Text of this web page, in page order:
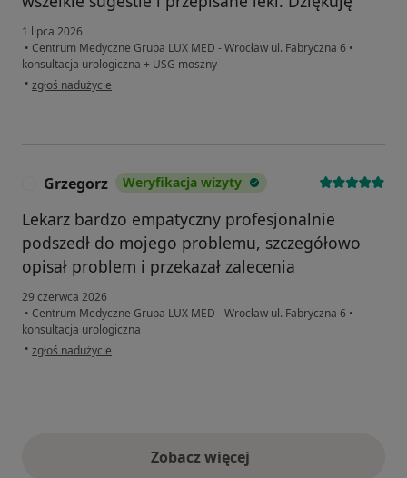
1 lipca 2026
• Centrum Medyczne Grupa LUX MED - Wrocław ul. Fabryczna 6 •
konsultacja urologiczna + USG moszny
• w opinii użytkownika Piotr S
zgłoś nadużycie
Grzegorz Weryfikacja wizyty
Lekarz bardzo empatyczny profesjonalnie
podszedł do mojego problemu, szczegółowo
opisał problem i przekazał zalecenia
29 czerwca 2026
• Centrum Medyczne Grupa LUX MED - Wrocław ul. Fabryczna 6 •
konsultacja urologiczna
• w opinii użytkownika Grzegorz
zgłoś nadużycie
Zobacz więcejopinie powyżej